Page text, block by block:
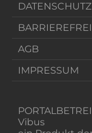
DATENSCHUTZ
AGB
IMPRESSUM
Vibus